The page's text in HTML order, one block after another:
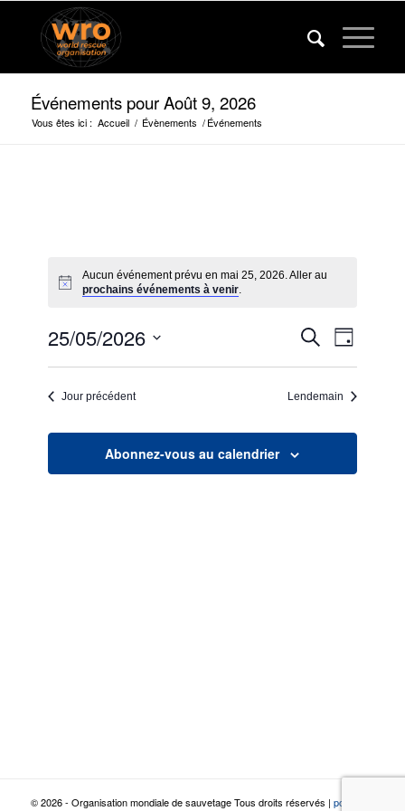
Événements pour Août 9, 2026
Vous êtes ici : Accueil / Évènements / Événements
Aucun événement prévu en mai 25, 2026. Aller au
prochains événements à venir.
et
Recherche
Vues
Jour
25/05/2026
date.Jour précédent Lendemain
Abonnez-vous au calendrier
© 2026 - Organisation mondiale de sauvetage Tous droits réservés | politique